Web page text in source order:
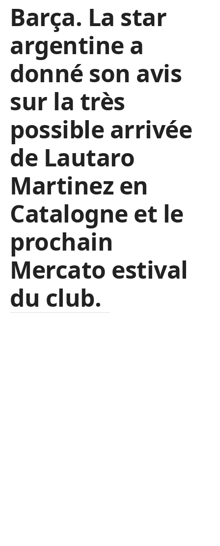
Barça. La star
argentine a
donné son avis
sur la très
possible arrivée
de Lautaro
Martinez en
Catalogne et le
prochain
Mercato estival
du club.